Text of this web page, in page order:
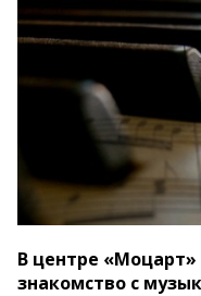
В центре «Моцарт»
знакомство с